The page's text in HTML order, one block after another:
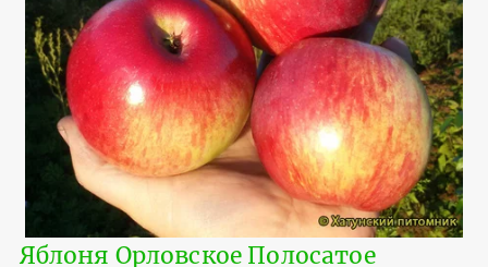
Яблоня Орловское Полосатое